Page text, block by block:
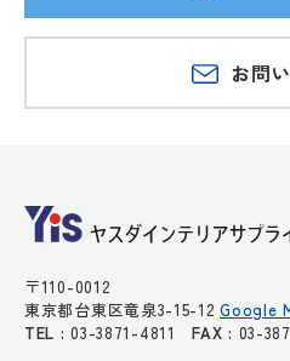
お問
〒110-0012
東京都台東区竜泉3-15-12Google
TEL : 03-3871-4811FAX : 03-